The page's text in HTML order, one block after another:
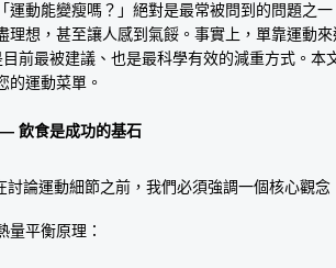
運動能變瘦嗎？」絕對是最常被問到的問題之
理想，甚至讓人感到氣餒。事實上，單靠運動
目前最被建議、也是最科學有效的減重方式。
的運動菜單。
飲食是成功的基石
討論運動細節之前，我們必須強調一個核心觀念
量平衡原理：